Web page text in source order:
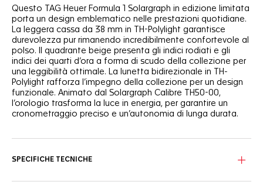
Questo TAG Heuer Formula 1 Solargraph in edizione limitata
porta un design emblematico nelle prestazioni quotidiane.
La leggera cassa da 38 mm in TH-Polylight garantisce
durevolezza pur rimanendo incredibilmente confortevole al
polso. Il quadrante beige presenta gli indici rodiati e gli
indici dei quarti d’ora a forma di scudo della collezione per
una leggibilità ottimale. La lunetta bidirezionale in TH-
Polylight rafforza l’impegno della collezione per un design
funzionale. Animato dal Solargraph Calibre TH50-00,
l’orologio trasforma la luce in energia, per garantire un
cronometraggio preciso e un’autonomia di lunga durata.
SPECIFICHE TECNICHE